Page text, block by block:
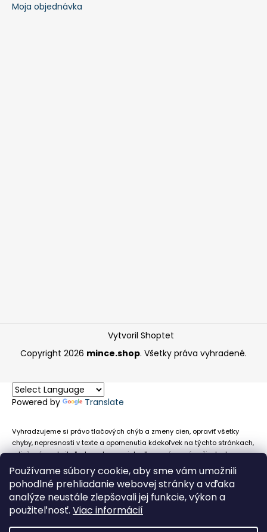
Používame súbory cookie, aby sme vám umožnili
pohodlné prehliadanie webovej stránky a vďaka
analýze neustále zlepšovali jej funkcie, výkon a
použiteľnosť. Viac informácií
Moja objednávka
Vytvoril Shoptet
Copyright 2026 mince.shop. Všetky práva vyhradené.
Powered by Translate
Vyhradzujeme si právo tlačových chýb a zmeny cien, opraviť všetky
chyby, nepresnosti v texte a opomenutia kdekoľvek na týchto stránkach,
a tiež právo akejkoľvek osobe zamietnuť neoprávnenú požiadavku na
chybne uvedený text. Na stránkach sa môžu vyskytnúť technické
nepresnosti a typografické chyby alebo opomenutia v súvislosti s
informáciami zobrazenými na týchto stránkach, nevyplýva nám žiadna
povinnosť ani zodpovednosť v prípade, že sa spoliehajú na nepresné
informácie poskytované na týchto stránkach.